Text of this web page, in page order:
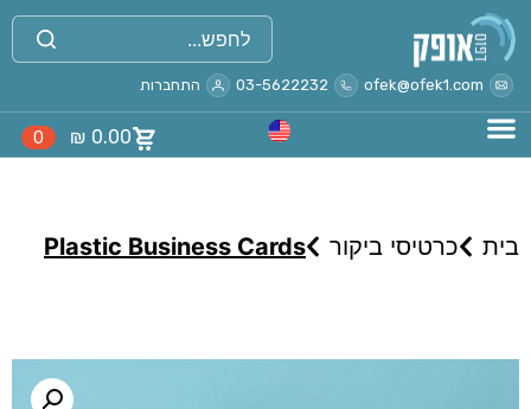
ofek@ofek1.com
03-5622232 התחברות
₪ 0.00
0
בית כרטיסי ביקור Plastic Business Cards